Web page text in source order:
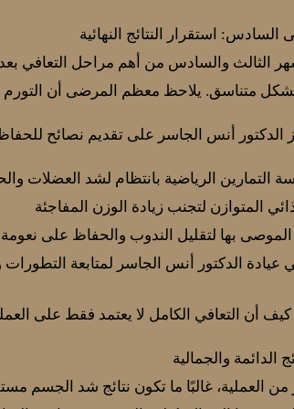
السادس: استقرار النتائج النهائية
الثالث والسادس من أهم مراحل التعافي
متناسق. يلاحظ معظم المرضى أن التورم
الدكتور أنس الجاسر على تقديم نصائح
التمارين الرياضية بانتظام لشد العضلات
المتوازن لتجنب زيادة الوزن المفاجئة
بها لتقليل الندوب والحفاظ على نعومة
عيادة الدكتور أنس الجاسر لمتابعة
أن التعافي الكامل لا يعتمد فقط على
الدائمة والجمالية
العملية، غالبًا ما تكون نتائج شد الجسم